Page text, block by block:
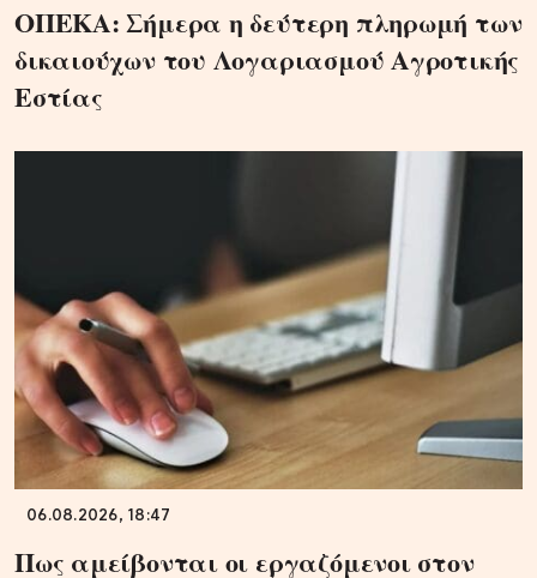
ΟΠΕΚΑ: Σήμερα η δεύτερη πληρωμή των
δικαιούχων του Λογαριασμού Αγροτικής
Εστίας
06.08.2026, 18:47
Πως αμείβονται οι εργαζόμενοι στον